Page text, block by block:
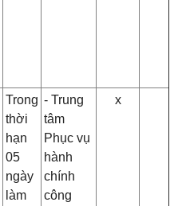
Trong
thời
hạn
05
ngày
làm
- Trung
tâm
Phục vụ
hành
chính
công
x